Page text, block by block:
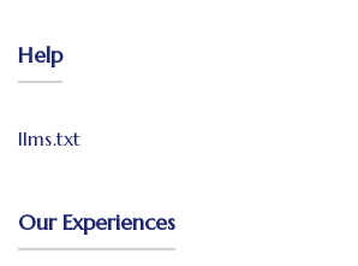
Help
llms.txt
Our Experiences